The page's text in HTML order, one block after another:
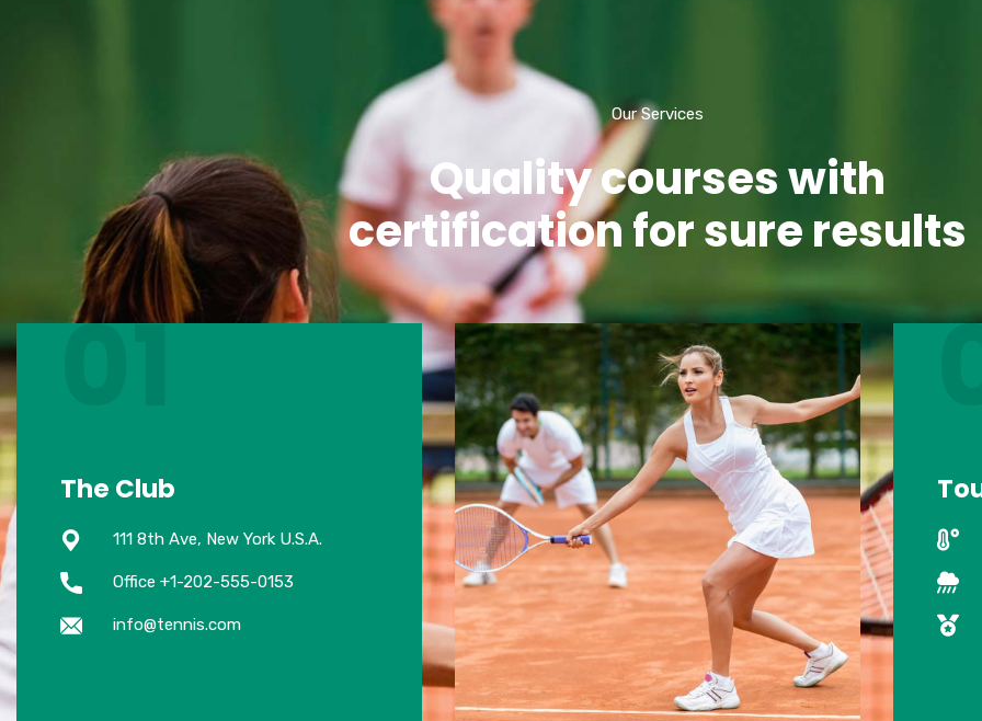
Our Services
Quality courses with
certification for sure results
01
The Club
111 8th Ave, New York U.S.A.
Office +1-202-555-0153
info@tennis.com